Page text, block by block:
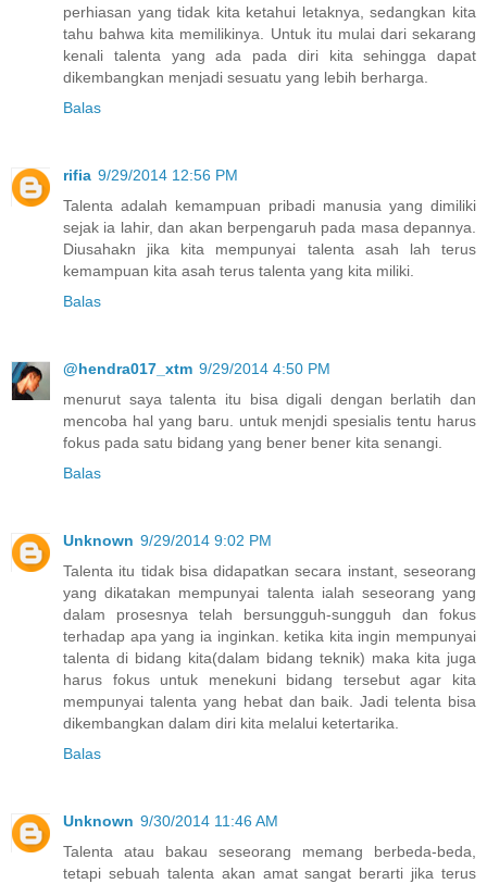
perhiasan yang tidak kita ketahui letaknya, sedangkan kita
tahu bahwa kita memilikinya. Untuk itu mulai dari sekarang
kenali talenta yang ada pada diri kita sehingga dapat
dikembangkan menjadi sesuatu yang lebih berharga.
Balas
rifia 9/29/2014 12:56 PM
Talenta adalah kemampuan pribadi manusia yang dimiliki
sejak ia lahir, dan akan berpengaruh pada masa depannya.
Diusahakn jika kita mempunyai talenta asah lah terus
kemampuan kita asah terus talenta yang kita miliki.
Balas
@hendra017_xtm 9/29/2014 4:50 PM
menurut saya talenta itu bisa digali dengan berlatih dan
mencoba hal yang baru. untuk menjdi spesialis tentu harus
fokus pada satu bidang yang bener bener kita senangi.
Balas
Unknown 9/29/2014 9:02 PM
Talenta itu tidak bisa didapatkan secara instant, seseorang
yang dikatakan mempunyai talenta ialah seseorang yang
dalam prosesnya telah bersungguh-sungguh dan fokus
terhadap apa yang ia inginkan. ketika kita ingin mempunyai
talenta di bidang kita(dalam bidang teknik) maka kita juga
harus fokus untuk menekuni bidang tersebut agar kita
mempunyai talenta yang hebat dan baik. Jadi telenta bisa
dikembangkan dalam diri kita melalui ketertarika.
Balas
Unknown 9/30/2014 11:46 AM
Talenta atau bakau seseorang memang berbeda-beda,
tetapi sebuah talenta akan amat sangat berarti jika terus